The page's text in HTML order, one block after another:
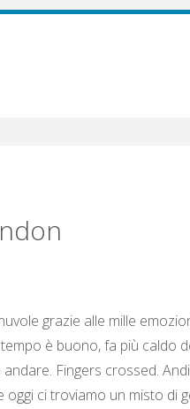
grazie alle mille
è buono, fa più caldo
Fingers crossed.
oggi ci troviamo un misto di